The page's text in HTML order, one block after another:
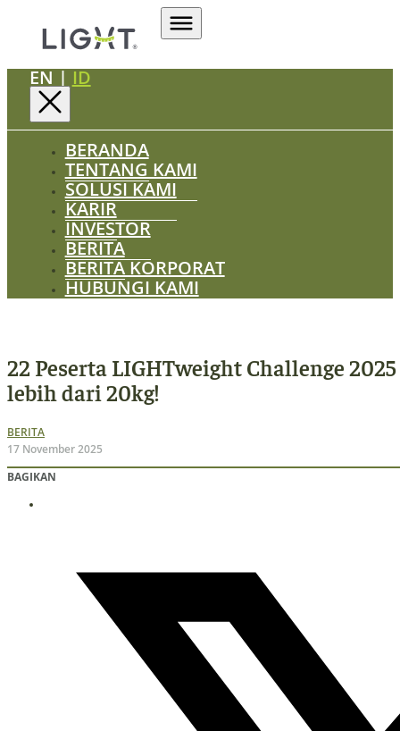
EN | ID
BERANDA
TENTANG KAMI
SOLUSI KAMI
KARIR
INVESTOR
BERITA
BERITA KORPORAT
HUBUNGI KAMI
22 Peserta LIGHTweight Challenge
lebih dari 20kg!
BERITA
17 November 2025
BAGIKAN